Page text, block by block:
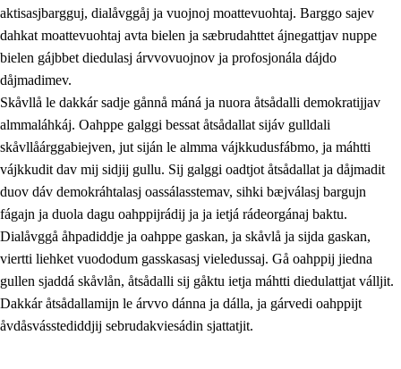
aktisasjbargguj, dialåvggåj ja vuojnoj moattevuohtaj. Barggo sajev
dahkat moattevuohtaj avta bielen ja sæbrudahttet ájnegattjav nuppe
bielen gájbbet diedulasj árvvovuojnov ja profosjonála dájdo
dåjmadimev.
Skåvllå le dakkár sadje gånnå máná ja nuora åtsådalli demokratijjav
almmaláhkáj. Oahppe galggi bessat åtsådallat sijáv gulldali
skåvllåárggabiejven, jut siján le almma vájkkudusfábmo, ja máhtti
vájkkudit dav mij sidjij gullu. Sij galggi oadtjot åtsådallat ja dåjmadit
duov dáv demokráhtalasj oassálasstemav, sihki bæjválasj bargujn
fágajn ja duola dagu oahppijrádij ja ja ietjá rádeorgánaj baktu.
Dialåvggå åhpadiddje ja oahppe gaskan, ja skåvlå ja sijda gaskan,
viertti liehket vuododum gasskasasj vieledussaj. Gå oahppij jiedna
gullen sjaddá skåvlån, åtsådalli sij gåktu ietja máhtti diedulattjat válljit.
Dakkár åtsådallamijn le árvvo dánna ja dálla, ja gárvedi oahppijt
åvdåsvásstediddjij sebrudakviesádin sjattatjit.